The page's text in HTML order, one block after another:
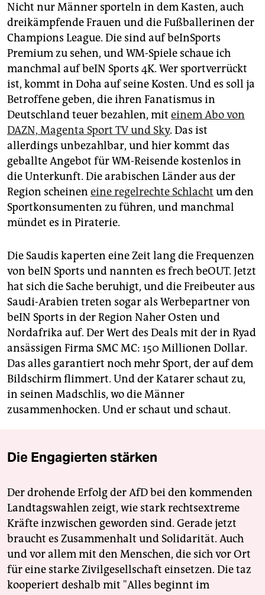
Nicht nur Männer sporteln in dem Kasten, auch
dreikämpfende Frauen und die Fußballerinen der
Champions League. Die sind auf beInSports
Premium zu sehen, und WM-Spiele schaue ich
manchmal auf beIN Sports 4K. Wer sportverrückt
ist, kommt in Doha auf seine Kosten. Und es soll ja
Betroffene geben, die ihren Fanatismus in
Deutschland teuer bezahlen, mit einem Abo von
DAZN, Magenta Sport TV und Sky. Das ist
allerdings unbezahlbar, und hier kommt das
geballte Angebot für WM-Reisende kostenlos in
die Unterkunft. Die arabischen Länder aus der
Region scheinen eine regelrechte Schlacht um den
Sportkonsumenten zu führen, und manchmal
mündet es in Piraterie.
Die Saudis kaperten eine Zeit lang die Frequenzen
von beIN Sports und nannten es frech beOUT. Jetzt
hat sich die Sache beruhigt, und die Freibeuter aus
Saudi-Arabien treten sogar als Werbepartner von
beIN Sports in der Region Naher Osten und
Nordafrika auf. Der Wert des Deals mit der in Ryad
ansässigen Firma SMC MC: 150 Mil­lio­nen Dollar.
Das alles garantiert noch mehr Sport, der auf dem
Bildschirm flimmert. Und der Katarer schaut zu,
in seinen Madschlis, wo die Männer
zusammenhocken. Und er schaut und schaut.
Die Engagierten stärken
Der drohende Erfolg der AfD bei den kommenden
Landtagswahlen zeigt, wie stark rechtsextreme
Kräfte inzwischen geworden sind. Gerade jetzt
braucht es Zusammenhalt und Solidarität. Auch
und vor allem mit den Menschen, die sich vor Ort
für eine starke Zivilgesellschaft einsetzen. Die taz
kooperiert deshalb mit "Alles beginnt im